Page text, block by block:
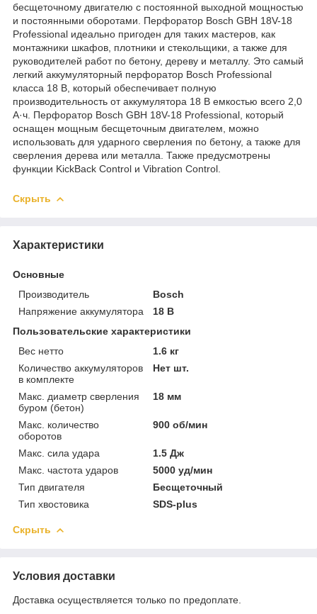
бесщеточному двигателю с постоянной выходной мощностью
и постоянными оборотами. Перфоратор Bosch GBH 18V-18
Professional идеально пригоден для таких мастеров, как
монтажники шкафов, плотники и стекольщики, а также для
руководителей работ по бетону, дереву и металлу. Это самый
легкий аккумуляторный перфоратор Bosch Professional
класса 18 В, который обеспечивает полную
производительность от аккумулятора 18 В емкостью всего 2,0
А·ч. Перфоратор Bosch GBH 18V-18 Professional, который
оснащен мощным бесщеточным двигателем, можно
использовать для ударного сверления по бетону, а также для
сверления дерева или металла. Также предусмотрены
функции KickBack Control и Vibration Control.
Скрыть
Характеристики
Основные
Производитель
Bosch
Напряжение аккумулятора
18 В
Пользовательские характеристики
Вес нетто
1.6 кг
Количество аккумуляторов
в комплекте
Нет шт.
Макс. диаметр сверления
буром (бетон)
18 мм
Макс. количество
оборотов
900 об/мин
Макс. сила удара
1.5 Дж
Макс. частота ударов
5000 уд/мин
Тип двигателя
Бесщеточный
Тип хвостовика
SDS-plus
Скрыть
Условия доставки
Доставка осуществляется только по предоплате.